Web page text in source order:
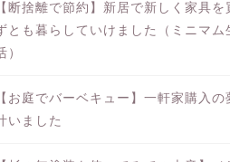
【断捨離で節約】新居で新しく家具を
とも暮らしていけました（ミニマム
）
【お庭でバーベキュー】一軒家購入の
いました